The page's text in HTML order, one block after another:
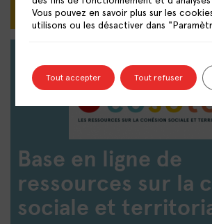
Base en ligne de
ressources sur la
sociale et
Vous pouvez en savoir plus sur les
utilisons ou les désactiver dans
Tout accepter Tout refuser